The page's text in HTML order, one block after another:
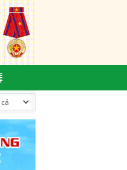
bền vững, vì một tương lai